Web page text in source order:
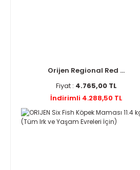
Orijen Regional Red ...
Fiyat : 4.765,00 TL
İndirimli 4.288,50 TL